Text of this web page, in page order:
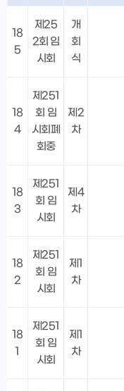
18
5
제25
2회 임
시회
개
회
식
18
4
제251
회 임
시회폐
회중
제2
차
18
3
제251
회 임
시회
제4
차
18
2
제251
회 임
시회
제1
차
18
1
제251
회 임
시회
제1
차